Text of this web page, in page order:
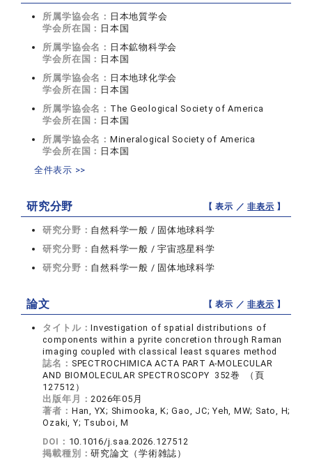
所属学協会名： 日本地質学会
学会所在国： 日本国
所属学協会名： 日本鉱物科学会
学会所在国： 日本国
所属学協会名： 日本地球化学会
学会所在国： 日本国
所属学協会名： The Geological Society of America
学会所在国： 日本国
所属学協会名： Mineralogical Society of America
学会所在国： 日本国
全件表示 >>
研究分野 【 表示 ／非表示 】
研究分野： 自然科学一般 / 固体地球科学
研究分野： 自然科学一般 / 宇宙惑星科学
研究分野： 自然科学一般 / 固体地球科学
論文 【 表示 ／非表示 】
タイトル：Investigation of spatial distributions of
components within a pyrite concretion through Raman
imaging coupled with classical least squares method
誌名： SPECTROCHIMICA ACTA PART A-MOLECULAR
AND BIOMOLECULAR SPECTROSCOPY 352巻 （頁
127512）
出版年月：2026年05月
著者： Han, YX; Shimooka, K; Gao, JC; Yeh, MW; Sato, H;
Ozaki, Y; Tsuboi, M
DOI： 10.1016/j.saa.2026.127512
掲載種別：研究論文（学術雑誌）